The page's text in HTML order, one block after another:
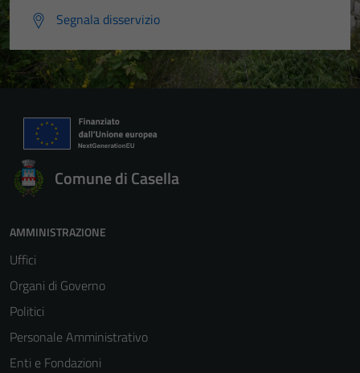
Segnala disservizio
Comune di Casella
AMMINISTRAZIONE
Uffici
Organi di Governo
Politici
Personale Amministrativo
Enti e Fondazioni